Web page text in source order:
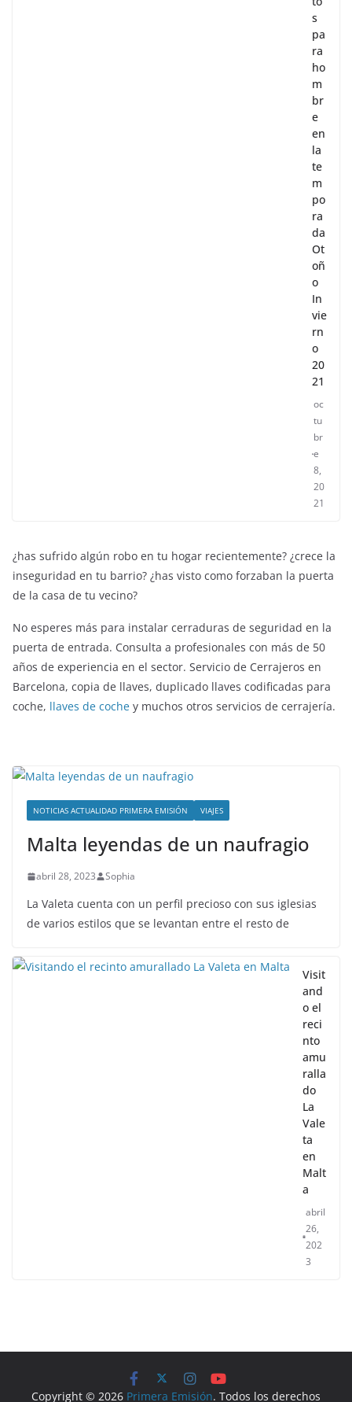
s
pa
ra
ho
m
br
e
en
la
te
m
po
ra
da
Ot
oñ
o
In
vie
rn
o
20
21
oc
tu
br
e
8,
20
21
¿has sufrido algún robo en tu hogar recientemente? ¿crece la
inseguridad en tu barrio? ¿has visto como forzaban la puerta
de la casa de tu vecino?
No esperes más para instalar cerraduras de seguridad en la
puerta de entrada. Consulta a profesionales con más de 50
años de experiencia en el sector. Servicio de Cerrajeros en
Barcelona, copia de llaves, duplicado llaves codificadas para
coche, llaves de coche y muchos otros servicios de cerrajería.
NOTICIAS ACTUALIDAD PRIMERA EMISIÓN VIAJES
Malta leyendas de un naufragio
abril 28, 2023 Sophia
La Valeta cuenta con un perfil precioso con sus iglesias
de varios estilos que se levantan entre el resto de
Visit
and
o el
reci
nto
amu
ralla
do
La
Vale
ta
en
Malt
a
abril
26,
202
3
Copyright © 2026 Primera Emisión. Todos los derechos